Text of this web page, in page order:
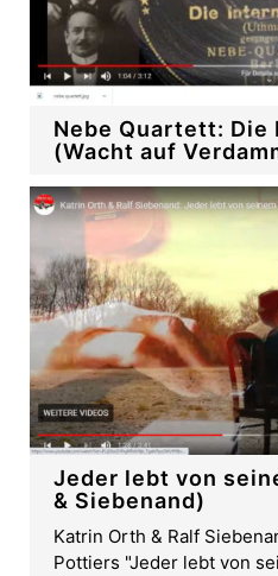
Nebe Quartett: Die
(Wacht auf
Jeder lebt von
& Siebenand)
Katrin Orth & Ralf
Pottiers "Jeder lebt von